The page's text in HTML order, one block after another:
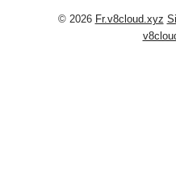
© 2026 Fr.v8cloud.xyz